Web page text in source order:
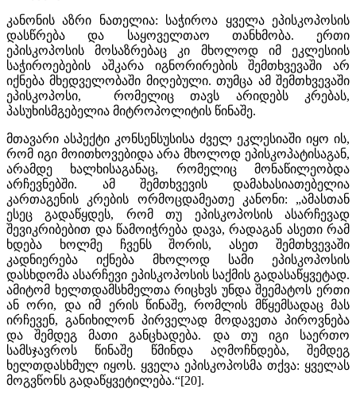
კანონის აზრი ნათელია: საჭიროა ყველა ეპისკოპოსის
დასწრება და საყოველთაო თანხმობა. ერთი
ეპისკოპოსის მოსაზრებაც კი მხოლოდ იმ ეკლესიის
საჭიროებების აშკარა იგნორირების შემთხვევაში არ
იქნება მხედველობაში მიღებული. თუმცა ამ შემთხვევაში
ეპისკოპოსი, რომელიც თავს არიდებს კრებას,
პასუხისმგებელია მიტროპოლიტის წინაშე.
მთავარი ასპექტი კონსენსუსისა ძველ ეკლესიაში იყო ის,
რომ იგი მოითხოვებიდა არა მხოლოდ ეპისკოპატისაგან,
არამდე ხალხისაგანაც, რომელიც მონაწილეობდა
არჩევნებში. ამ შემთხვევის დამახასიათებელია
კართაგენის კრების ორმოცდამეათე კანონი: „ამასთან
ესეც გადაწყდეს, რომ თუ ეპისკოპოსის ასარჩევად
შევიკრიბებით და წამოიჭრება დავა, რადაგან ასეთი რამ
ხდება ხოლმე ჩვენს შორის, ასეთ შემთხვევაში
კადნიერება იქნება მხოლოდ სამი ეპისკოპოსის
დასხდომა ასარჩევი ეპისკოპოსის საქმის გადასაწყვეტად.
ამიტომ ხელთდამსხმელთა რიცხვს უნდა შეემატოს ერთი
ან ორი, და იმ ერის წინაშე, რომლის მწყემსადაც მას
ირჩევენ, განიხილონ პირველად მოდავეთა პიროვნება
და შემდეგ მათი განცხადება. და თუ იგი საერთო
სამსჯავროს წინაშე წმინდა აღმოჩნდება, შემდეგ
ხელთდასხმულ იყოს. ყველა ეპისკოპოსმა თქვა: ყველას
მოგვწონს გადაწყვეტილება.“[20].